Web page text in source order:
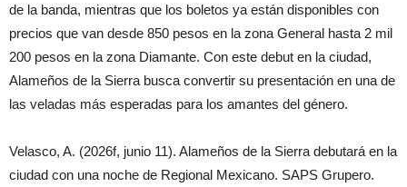
de la banda, mientras que los boletos ya están disponibles con
precios que van desde 850 pesos en la zona General hasta 2 mil
200 pesos en la zona Diamante. Con este debut en la ciudad,
Alameños de la Sierra busca convertir su presentación en una de
las veladas más esperadas para los amantes del género.
Velasco, A. (2026f, junio 11). Alameños de la Sierra debutará en la
ciudad con una noche de Regional Mexicano. SAPS Grupero.